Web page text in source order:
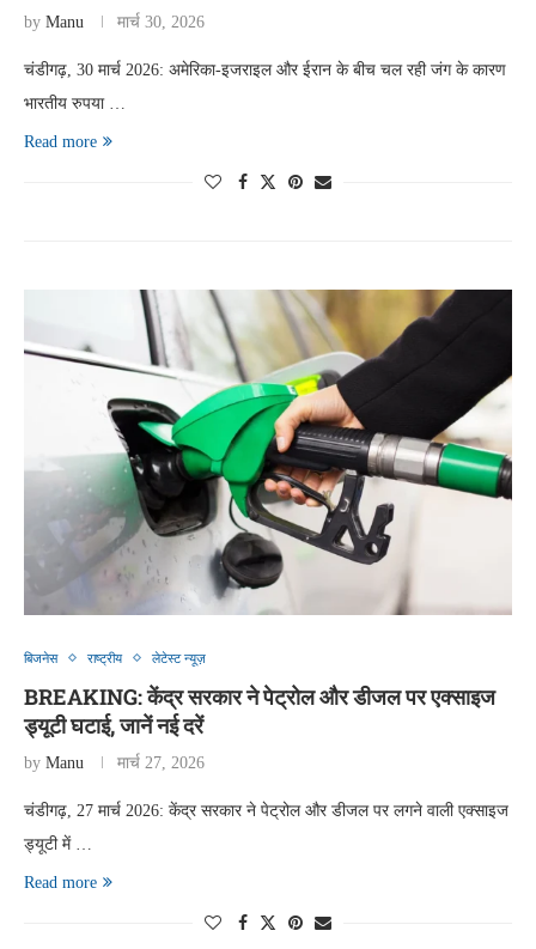
by Manu मार्च 30, 2026
चंडीगढ़, 30 मार्च 2026: अमेरिका-इजराइल और ईरान के बीच चल रही जंग के कारण
भारतीय रुपया …
Read more
बिजनेस राष्ट्रीय लेटेस्ट न्यूज़
BREAKING: केंद्र सरकार ने पेट्रोल और डीजल पर एक्साइज
ड्यूटी घटाई, जानें नई दरें
by Manu मार्च 27, 2026
चंडीगढ़, 27 मार्च 2026: केंद्र सरकार ने पेट्रोल और डीजल पर लगने वाली एक्साइज
ड्यूटी में …
Read more